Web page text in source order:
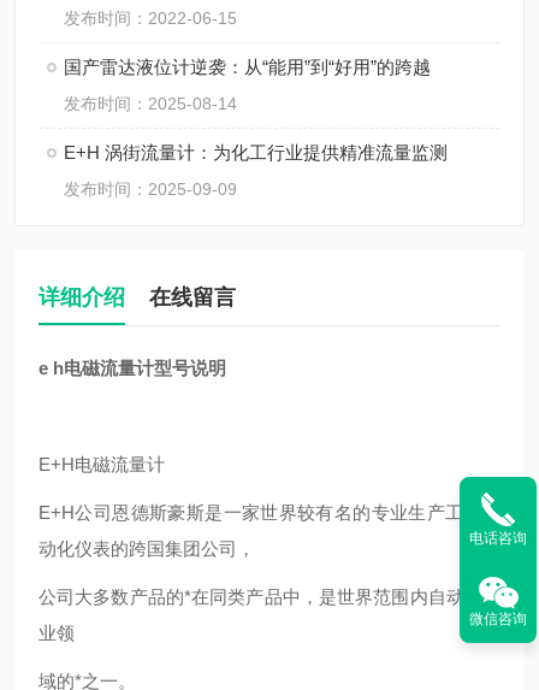
发布时间：2022-06-15
国产雷达液位计逆袭：从“能用”到“好用”的跨越
发布时间：2025-08-14
E+H 涡街流量计：为化工行业提供精准流量监测
发布时间：2025-09-09
详细介绍 在线留言
e h电磁流量计型号说明
E+H电磁流量计
E+H公司恩德斯豪斯是一家世界较有名的专业生产工业自
动化仪表的跨国集团公司，
公司大多数产品的*在同类产品中，是世界范围内自动化工
业领
域的*之一。
电话咨询
微信咨询